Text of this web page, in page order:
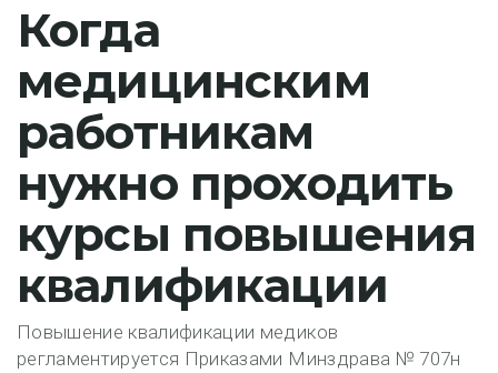
Когда
медицинским
работникам
нужно проходить
курсы повышения
квалификации
Повышение квалификации медиков
регламентируется Приказами Минздрава № 707н